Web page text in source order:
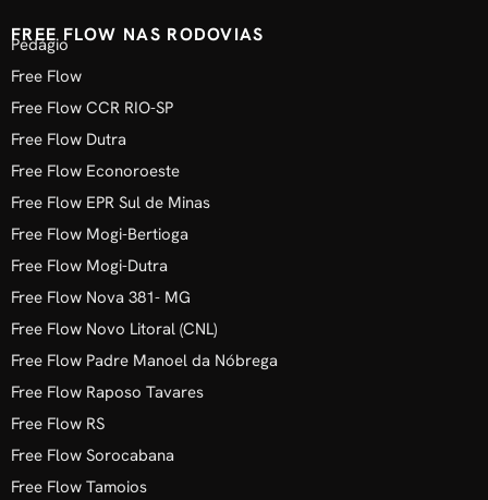
FREE FLOW NAS RODOVIAS
Pedágio
Free Flow
Free Flow CCR RIO-SP
Free Flow Dutra
Free Flow Econoroeste
Free Flow EPR Sul de Minas
Free Flow Mogi-Bertioga
Free Flow Mogi-Dutra
Free Flow Nova 381- MG
Free Flow Novo Litoral (CNL)
Free Flow Padre Manoel da Nóbrega
Free Flow Raposo Tavares
Free Flow RS
Free Flow Sorocabana
Free Flow Tamoios